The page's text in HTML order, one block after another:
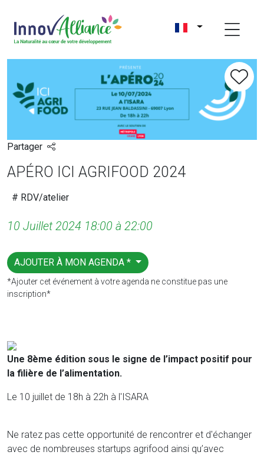
Partager
APÉRO ICI AGRIFOOD 2024
# RDV/atelier
10 Juillet 2024 18:00 à 22:00
AJOUTER À MON AGENDA *
*Ajouter cet événement à votre agenda ne constitue pas une
inscription*
Une 8ème édition sous le signe de l’impact positif pour
la filière de l’alimentation.
Le 10 juillet de 18h à 22h à l'ISARA
Ne ratez pas cette opportunité de rencontrer et d'échanger
avec de nombreuses startups agrifood ainsi qu’avec